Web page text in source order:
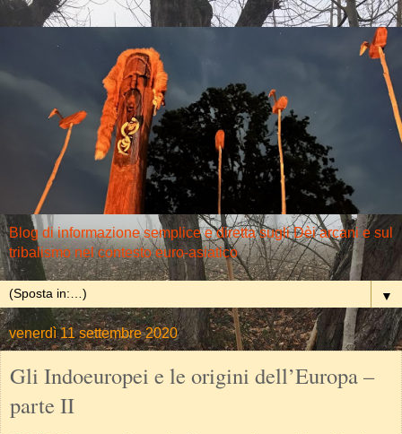
Blog di informazione semplice e diretta sugli Dèi arcani e sul
tribalismo nel contesto euro-asiatico
▼
venerdì 11 settembre 2020
Gli Indoeuropei e le origini dell’Europa –
parte II